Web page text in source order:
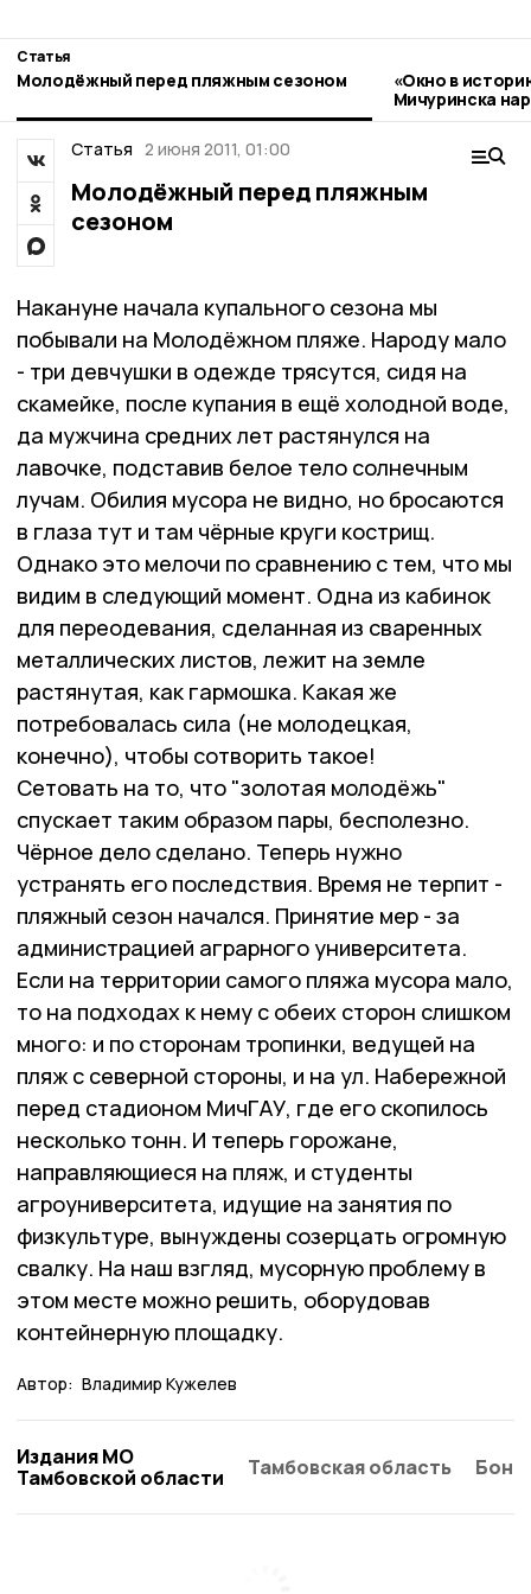
Статья
Молодёжный перед пляжным сезоном
«Окно в
Мичуринска
стиле гжель
Статья 2 июня 2011, 01:00
Молодёжный перед пляжным
сезоном
Накануне начала купального сезона мы
побывали на Молодёжном пляже. Народу мало
- три девчушки в одежде трясутся, сидя на
скамейке, после купания в ещё холодной воде,
да мужчина средних лет растянулся на
лавочке, подставив белое тело солнечным
лучам. Обилия мусора не видно, но бросаются
в глаза тут и там чёрные круги кострищ.
Однако это мелочи по сравнению с тем, что мы
видим в следующий момент. Одна из кабинок
для переодевания, сделанная из сваренных
металлических листов, лежит на земле
растянутая, как гармошка. Какая же
потребовалась сила (не молодецкая,
конечно), чтобы сотворить такое!
Сетовать на то, что "золотая молодёжь"
спускает таким образом пары, бесполезно.
Чёрное дело сделано. Теперь нужно
устранять его последствия. Время не терпит -
пляжный сезон начался. Принятие мер - за
администрацией аграрного университета.
Если на территории самого пляжа мусора мало,
то на подходах к нему с обеих сторон слишком
много: и по сторонам тропинки, ведущей на
пляж с северной стороны, и на ул. Набережной
перед стадионом МичГАУ, где его скопилось
несколько тонн. И теперь горожане,
направляющиеся на пляж, и студенты
агроуниверситета, идущие на занятия по
физкультуре, вынуждены созерцать огромную
свалку. На наш взгляд, мусорную проблему в
этом месте можно решить, оборудовав
контейнерную площадку.
Автор: Владимир Кужелев
Издания МО
Тамбовской области
Тамбовская область